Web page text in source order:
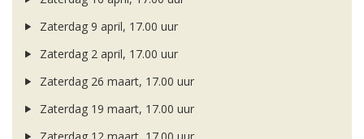
Zaterdag 9 april, 17.00 uur
Zaterdag 2 april, 17.00 uur
Zaterdag 26 maart, 17.00 uur
Zaterdag 19 maart, 17.00 uur